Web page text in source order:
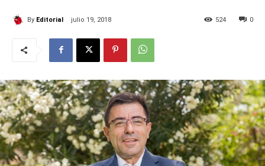
By Editorial julio 19, 2018 0
524